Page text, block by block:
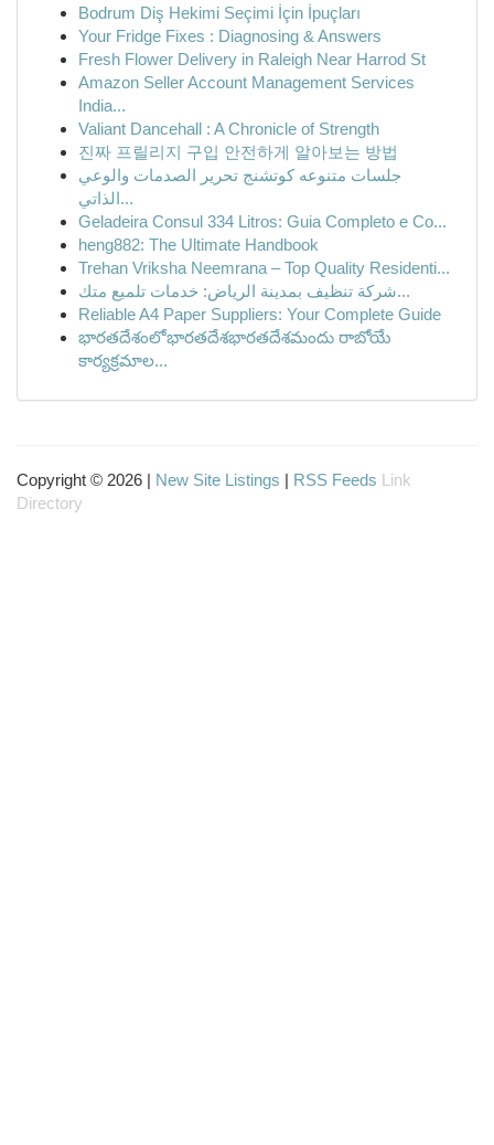
Bodrum Diş Hekimi Seçimi İçin İpuçları
Your Fridge Fixes : Diagnosing & Answers
Fresh Flower Delivery in Raleigh Near Harrod St
Amazon Seller Account Management Services
India...
Valiant Dancehall : A Chronicle of Strength
진짜 프릴리지 구입 안전하게 알아보는 방법
جلسات متنوعه كوتشنج تحرير الصدمات والوعي
الذاتي...
Geladeira Consul 334 Litros: Guia Completo e Co...
heng882: The Ultimate Handbook
Trehan Vriksha Neemrana – Top Quality Residenti...
شركة تنظيف بمدينة الرياض: خدمات تلميع متك...
Reliable A4 Paper Suppliers: Your Complete Guide
భారతదేశంలోభారతదేశభారతదేశమందు రాబోయే
కార్యక్రమాల...
Copyright © 2026 | New Site Listings | RSS Feeds Link
Directory